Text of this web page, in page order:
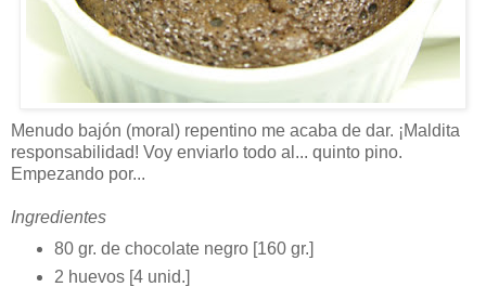
Menudo bajón (moral) repentino me acaba de dar. ¡Maldita
responsabilidad! Voy enviarlo todo al... quinto pino.
Empezando por...
Ingredientes
80 gr. de chocolate negro [160 gr.]
2 huevos [4 unid.]